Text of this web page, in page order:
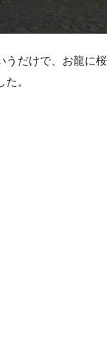
うだけで、お龍に桜
。